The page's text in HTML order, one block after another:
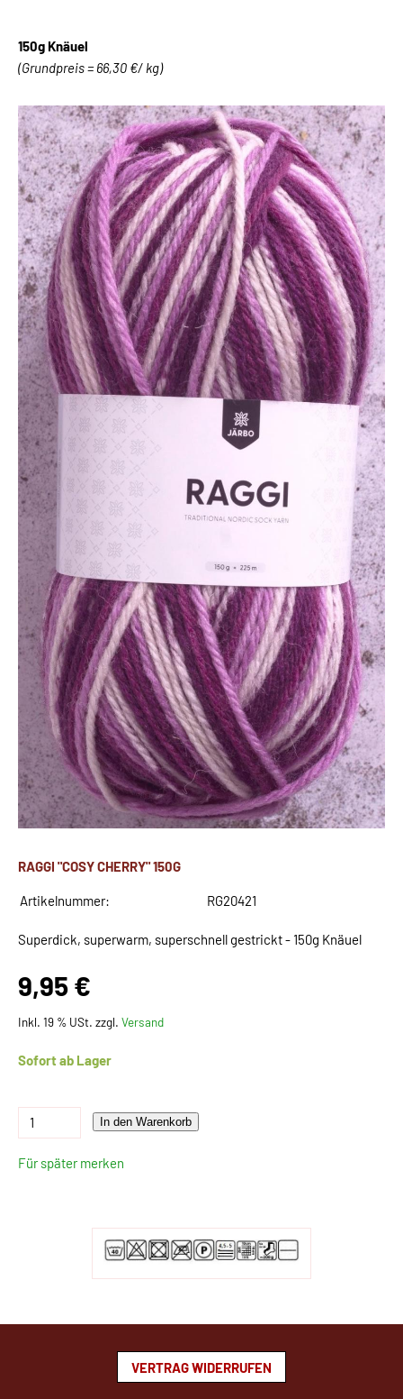
150g Knäuel
(Grundpreis = 66,30 €/ kg)
RAGGI "COSY CHERRY" 150G
Artikelnummer: RG20421
Superdick, superwarm, superschnell gestrickt - 150g Knäuel
9,95 €
Inkl. 19 % USt. zzgl. Versand
Sofort ab Lager
In den Warenkorb
Für später merken
VERTRAG WIDERRUFEN